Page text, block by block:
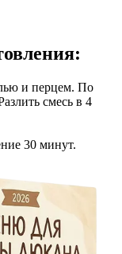
и перцем. По
смесь в 4
30 минут.